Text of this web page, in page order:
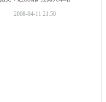
2008-04-11 21:50